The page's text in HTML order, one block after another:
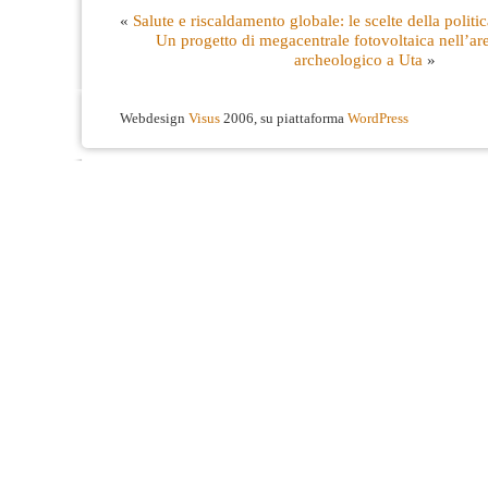
« Salute e riscaldamento globale: le scelte della
Un progetto di megacentrale fotovoltaica
archeologico a Uta »
Webdesign Visus 2006, su piattaforma WordPress